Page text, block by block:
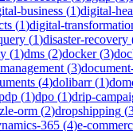
business (1)digital-
(1)digital-
(1)disaster-recovery
(1)dms (2)docker(3)
(3)
(4)dolibarr(1)
(1)dpo (1)drip-
orm (2)dropshipping (
365 (4)e-